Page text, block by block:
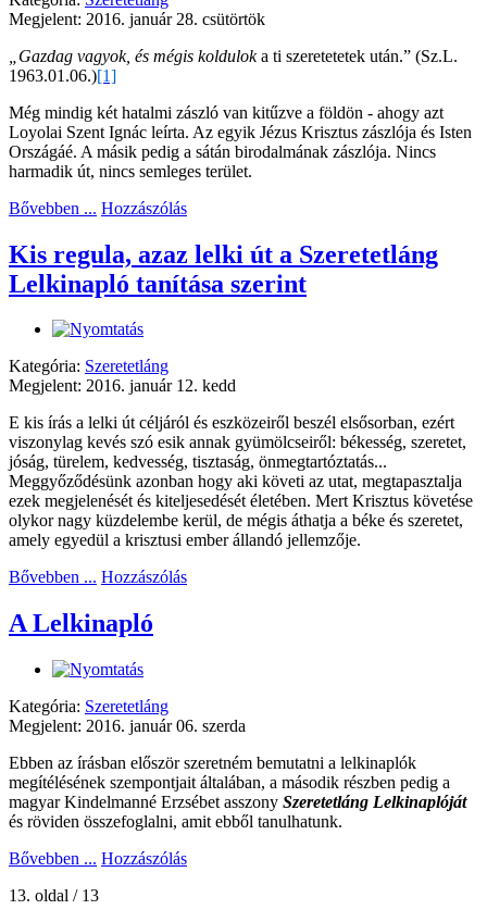
Megjelent: 2016. január 28. csütörtök
„Gazdag vagyok, és mégis koldulok a ti szeretetetek után.” (Sz.L.
1963.01.06.)[1]
Még mindig két hatalmi zászló van kitűzve a földön - ahogy azt
Loyolai Szent Ignác leírta. Az egyik Jézus Krisztus zászlója és Isten
Országáé. A másik pedig a sátán birodalmának zászlója. Nincs
harmadik út, nincs semleges terület.
Bővebben ... Hozzászólás
Kis regula, azaz lelki út a Szeretetláng
Lelkinapló tanítása szerint
Kategória: Szeretetláng
Megjelent: 2016. január 12. kedd
E kis írás a lelki út céljáról és eszközeiről beszél elsősorban, ezért
viszonylag kevés szó esik annak gyümölcseiről: békesség, szeretet,
jóság, türelem, kedvesség, tisztaság, önmegtartóztatás...
Meggyőződésünk azonban hogy aki követi az utat, megtapasztalja
ezek megjelenését és kiteljesedését életében. Mert Krisztus követése
olykor nagy küzdelembe kerül, de mégis áthatja a béke és szeretet,
amely egyedül a krisztusi ember állandó jellemzője.
Bővebben ... Hozzászólás
A Lelkinapló
Kategória: Szeretetláng
Megjelent: 2016. január 06. szerda
Ebben az írásban először szeretném bemutatni a lelkinaplók
megítélésének szempontjait általában, a második részben pedig a
magyar Kindelmanné Erzsébet asszony Szeretetláng Lelkinaplóját
és röviden összefoglalni, amit ebből tanulhatunk.
Bővebben ... Hozzászólás
13. oldal / 13